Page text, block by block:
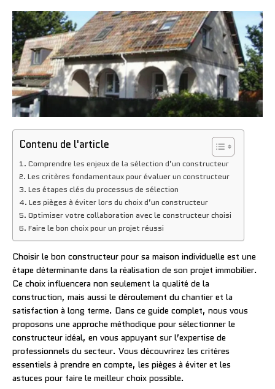
Contenu de l'article
Comprendre les enjeux de la sélection d’un constructeur
Les critères fondamentaux pour évaluer un constructeur
Les étapes clés du processus de sélection
Les pièges à éviter lors du choix d’un constructeur
Optimiser votre collaboration avec le constructeur choisi
Faire le bon choix pour un projet réussi
Choisir le bon constructeur pour sa maison individuelle est une
étape déterminante dans la réalisation de son projet immobilier.
Ce choix influencera non seulement la qualité de la
construction, mais aussi le déroulement du chantier et la
satisfaction à long terme. Dans ce guide complet, nous vous
proposons une approche méthodique pour sélectionner le
constructeur idéal, en vous appuyant sur l’expertise de
professionnels du secteur. Vous découvrirez les critères
essentiels à prendre en compte, les pièges à éviter et les
astuces pour faire le meilleur choix possible.